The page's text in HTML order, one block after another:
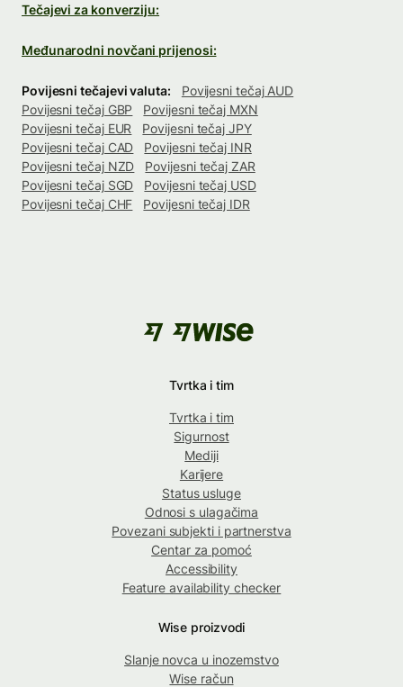
Tečajevi za konverziju:
Međunarodni novčani prijenosi:
Povijesni tečajevi valuta:
Povijesni tečaj AUD
Povijesni tečaj GBP
Povijesni tečaj MXN
Povijesni tečaj EUR
Povijesni tečaj JPY
Povijesni tečaj CAD
Povijesni tečaj INR
Povijesni tečaj NZD
Povijesni tečaj ZAR
Povijesni tečaj SGD
Povijesni tečaj USD
Povijesni tečaj CHF
Povijesni tečaj IDR
Tvrtka i tim
Tvrtka i tim
Sigurnost
Mediji
Karijere
Status usluge
Odnosi s ulagačima
Povezani subjekti i partnerstva
Centar za pomoć
Accessibility
Feature availability checker
Wise proizvodi
Slanje novca u inozemstvo
Wise račun